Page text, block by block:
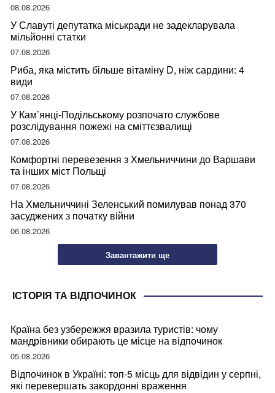
08.08.2026
У Славуті депутатка міськради не задекларувала
мільйонні статки
07.08.2026
Риба, яка містить більше вітаміну D, ніж сардини: 4
види
07.08.2026
У Кам’янці-Подільському розпочато службове
розслідування пожежі на сміттєзвалищі
07.08.2026
Комфортні перевезення з Хмельниччини до Варшави
та інших міст Польщі
07.08.2026
На Хмельниччині Зеленський помилував понад 370
засуджених з початку війни
06.08.2026
Завантажити ще
ІСТОРІЯ ТА ВІДПОЧИНОК
Країна без узбережжя вразила туристів: чому
мандрівники обирають це місце на відпочинок
05.08.2026
Відпочинок в Україні: топ-5 місць для відвідин у серпні,
які перевершать закордонні враження